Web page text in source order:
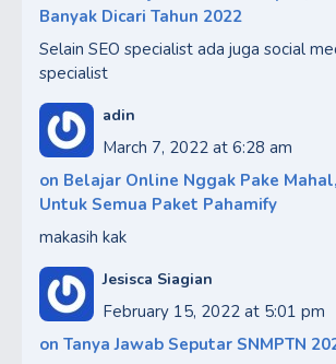
Banyak Dicari Tahun 2022
Selain SEO specialist ada juga social
specialist
adin
March 7, 2022 at 6:28 am
on Belajar Online Nggak Pake
Untuk Semua Paket Pahamify
makasih kak
Jesisca Siagian
February 15, 2022 at 5:01 pm
on Tanya Jawab Seputar SNMPTN